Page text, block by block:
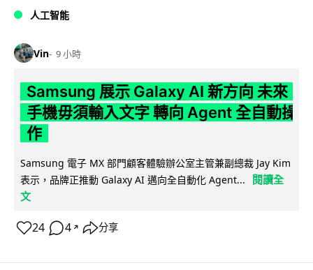
人工智能
Vin 9 小時
Samsung 展示 Galaxy AI 新方向 未來
手機毋須輸入文字 轉向 Agent 全自動操
作
Samsung 電子 MX 部門顧客體驗辦公室主管兼副總裁 Jay Kim
表示，品牌正推動 Galaxy AI 邁向全自動化 Agent...
閱讀全
文
24 4 ↗ 分享